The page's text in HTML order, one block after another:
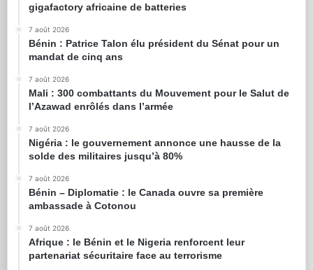
gigafactory africaine de batteries
7 août 2026
Bénin : Patrice Talon élu président du Sénat pour un
mandat de cinq ans
7 août 2026
Mali : 300 combattants du Mouvement pour le Salut de
l’Azawad enrôlés dans l’armée
7 août 2026
Nigéria : le gouvernement annonce une hausse de la
solde des militaires jusqu’à 80%
7 août 2026
Bénin – Diplomatie : le Canada ouvre sa première
ambassade à Cotonou
7 août 2026
Afrique : le Bénin et le Nigeria renforcent leur
partenariat sécuritaire face au terrorisme